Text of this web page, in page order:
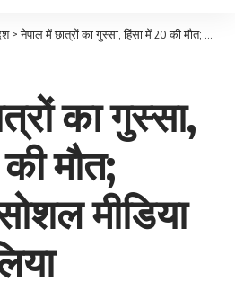
>नेपाल में छात्रों का गुस्सा, हिंसा में 20 की मौत; सरकार ने सोशल मीडिया बैन वापस लिया
का गुस्सा,
मौत;
मीडिया